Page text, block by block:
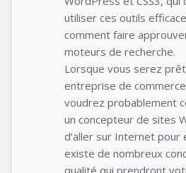
utiliser ces outils
comment faire
moteurs de recherche.
Lorsque vous serez
entreprise de
voudrez probablement
un concepteur de sites
d’aller sur Internet pour
existe de nombreux
qualité qui prendront